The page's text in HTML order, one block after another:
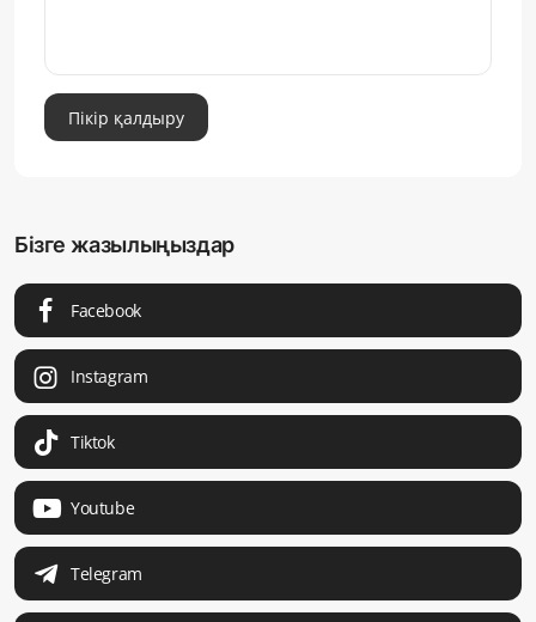
Пікір қалдыру
Бізге жазылыңыздар
Facebook
Instagram
Tiktok
Youtube
Telegram